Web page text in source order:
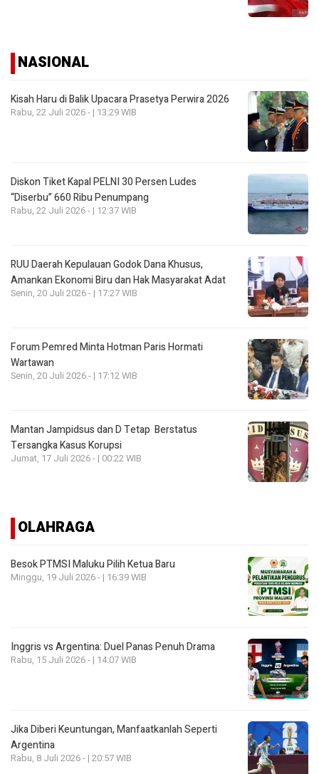
NASIONAL
Kisah Haru di Balik Upacara Prasetya Perwira 2026
Rabu, 22 Juli 2026 - | 13:29 WIB
Diskon Tiket Kapal PELNI 30 Persen Ludes
“Diserbu” 660 Ribu Penumpang
Rabu, 22 Juli 2026 - | 12:37 WIB
RUU Daerah Kepulauan Godok Dana Khusus,
Amankan Ekonomi Biru dan Hak Masyarakat Adat
Senin, 20 Juli 2026 - | 17:27 WIB
Forum Pemred Minta Hotman Paris Hormati
Wartawan
Senin, 20 Juli 2026 - | 17:12 WIB
Mantan Jampidsus dan D Tetap Berstatus
Tersangka Kasus Korupsi
Jumat, 17 Juli 2026 - | 00:22 WIB
OLAHRAGA
Besok PTMSI Maluku Pilih Ketua Baru
Minggu, 19 Juli 2026 - | 16:39 WIB
Inggris vs Argentina: Duel Panas Penuh Drama
Rabu, 15 Juli 2026 - | 14:07 WIB
Jika Diberi Keuntungan, Manfaatkanlah Seperti
Argentina
Rabu, 8 Juli 2026 - | 20:57 WIB